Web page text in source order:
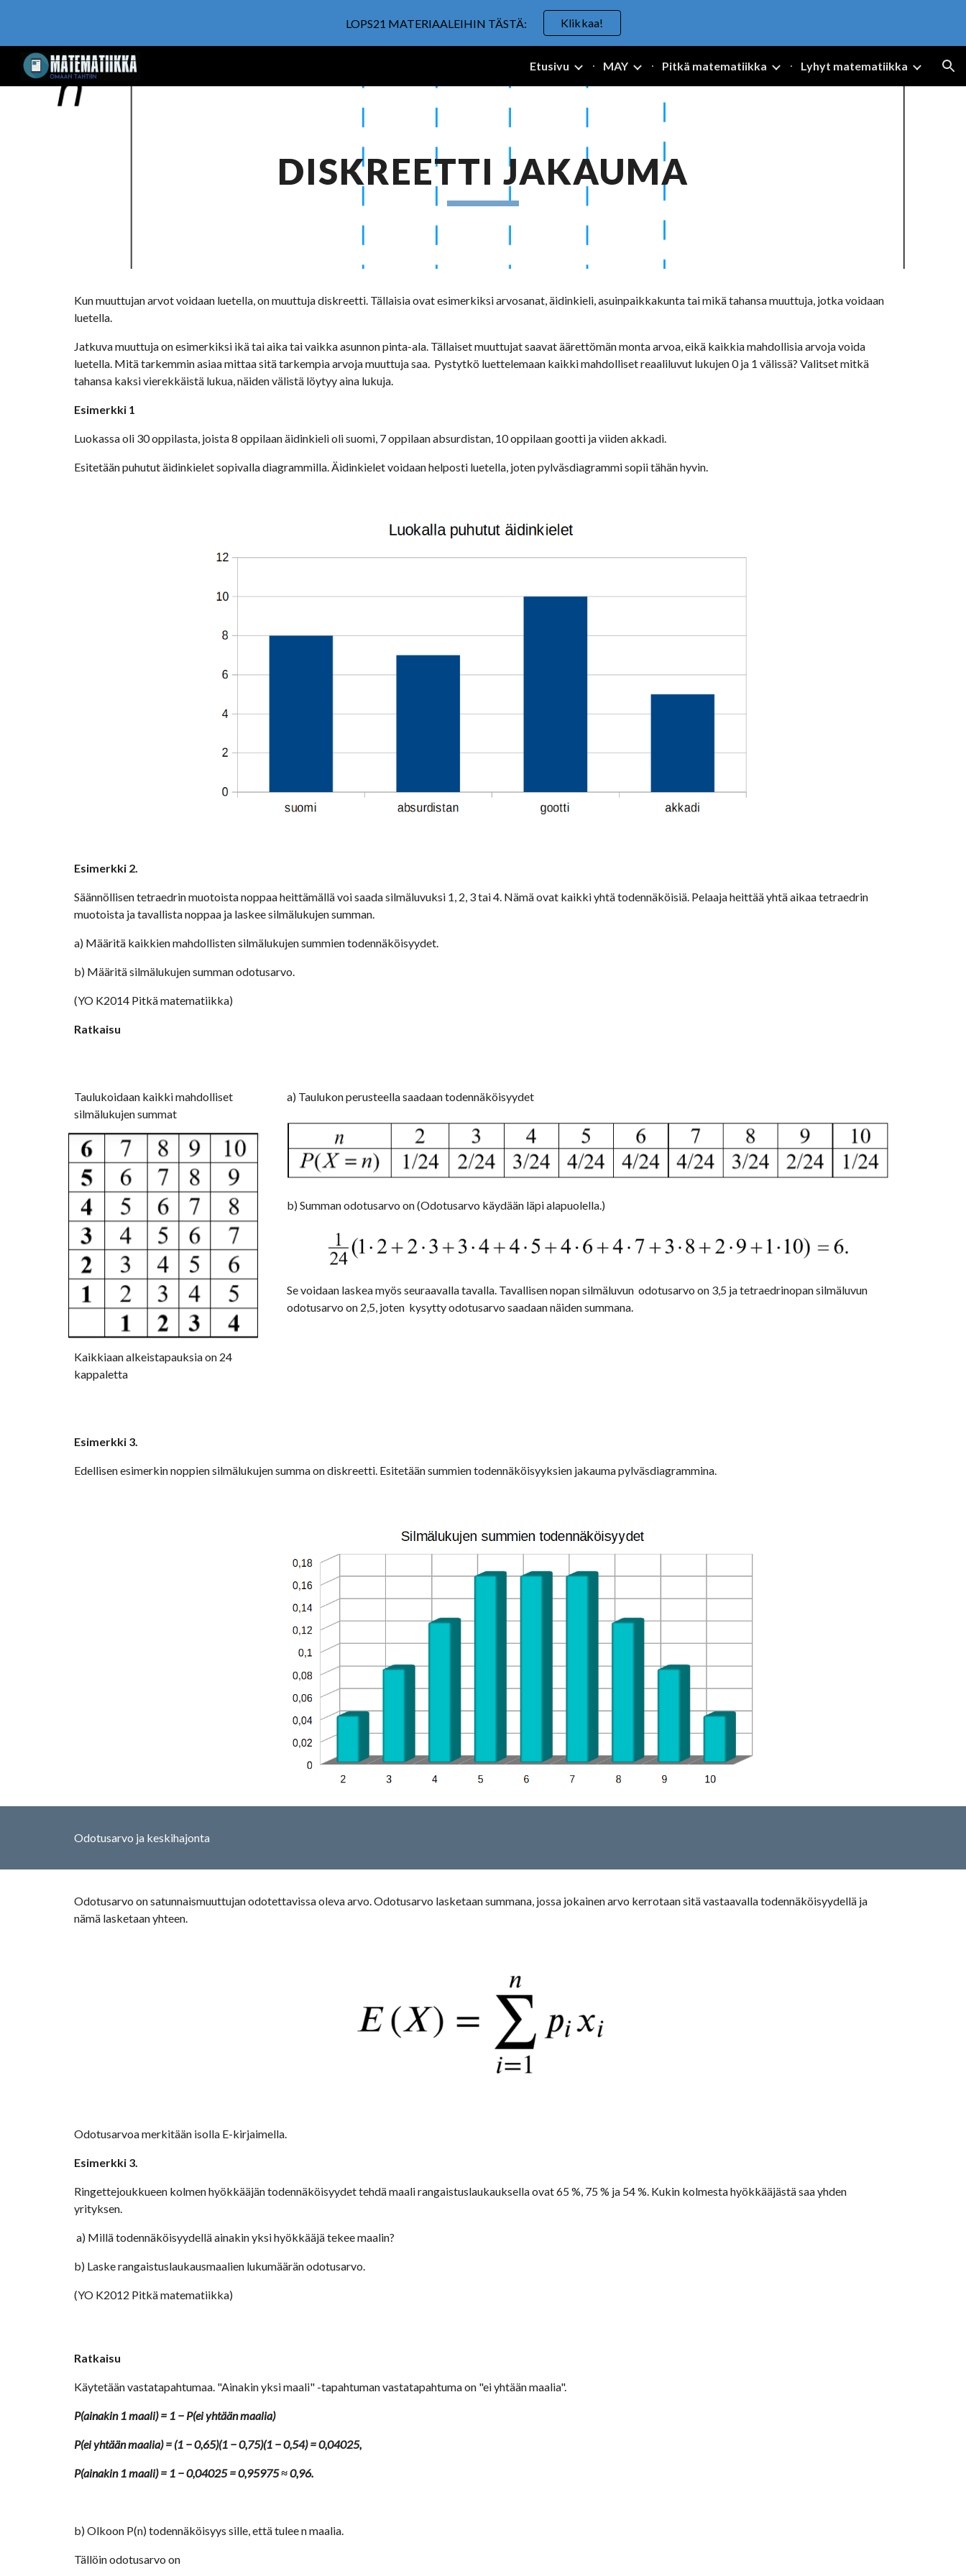
Skip to main content Skip to navigation
LOPS21 MATERIAALEIHIN TÄSTÄ: Klikkaa!
Etusivu MAY Pitkä matematiikka Lyhyt matematiikka
DISKREETTI JAKAUMA
Kun muuttujan arvot voidaan luetella, on muuttuja diskreetti. Tällaisia ovat esimerkiksi arvosanat, äidinkieli, asuinpaikkakunta tai mikä tahansa muuttuja, jotka voidaan
luetella.
Jatkuva muuttuja on esimerkiksi ikä tai aika tai vaikka asunnon pinta-ala. Tällaiset muuttujat saavat äärettömän monta arvoa, eikä kaikkia mahdollisia arvoja voida
luetella. Mitä tarkemmin asiaa mittaa sitä tarkempia arvoja muuttuja saa.  Pystytkö luettelemaan kaikki mahdolliset reaaliluvut lukujen 0 ja 1 välissä? Valitset mitkä
tahansa kaksi vierekkäistä lukua, näiden välistä löytyy aina lukuja.
Esimerkki 1
Luokassa oli 30 oppilasta, joista 8 oppilaan äidinkieli oli suomi, 7 oppilaan absurdistan, 10 oppilaan gootti ja viiden akkadi.
Esitetään puhutut äidinkielet sopivalla diagrammilla. Äidinkielet voidaan helposti luetella, joten pylväsdiagrammi sopii tähän hyvin.
Esimerkki 2.
Säännöllisen tetraedrin muotoista noppaa heittämällä voi saada silmäluvuksi 1, 2, 3 tai 4. Nämä ovat kaikki yhtä todennäköisiä. Pelaaja heittää yhtä aikaa tetraedrin
muotoista ja tavallista noppaa ja laskee silmälukujen summan.
a) Määritä kaikkien mahdollisten silmälukujen summien todennäköisyydet.
b) Määritä silmälukujen summan odotusarvo.
(YO K2014 Pitkä matematiikka)
Ratkaisu
Taulukoidaan kaikki mahdolliset
silmälukujen summat
Kaikkiaan alkeistapauksia on 24
kappaletta
a) Taulukon perusteella saadaan todennäköisyydet
b) Summan odotusarvo on (Odotusarvo käydään läpi alapuolella.)
Se voidaan laskea myös seuraavalla tavalla. Tavallisen nopan silmäluvun  odotusarvo on 3,5 ja tetraedrinopan silmäluvun
odotusarvo on 2,5, joten  kysytty odotusarvo saadaan näiden summana.
Esimerkki 3.
Edellisen esimerkin noppien silmälukujen summa on diskreetti. Esitetään summien todennäköisyyksien jakauma pylväsdiagrammina.
Odotusarvo ja keskihajonta
Odotusarvo on satunnaismuuttujan odotettavissa oleva arvo. Odotusarvo lasketaan summana, jossa jokainen arvo kerrotaan sitä vastaavalla todennäköisyydellä ja
nämä lasketaan yhteen.
Odotusarvoa merkitään isolla E-kirjaimella.
Esimerkki 3.
Ringettejoukkueen kolmen hyökkääjän todennäköisyydet tehdä maali rangaistuslaukauksella ovat 65 %, 75 % ja 54 %. Kukin kolmesta hyökkääjästä saa yhden
yrityksen.
a) Millä todennäköisyydellä ainakin yksi hyökkääjä tekee maalin?
b) Laske rangaistuslaukausmaalien lukumäärän odotusarvo.
(YO K2012 Pitkä matematiikka)
Ratkaisu
Käytetään vastatapahtumaa. "Ainakin yksi maali" -tapahtuman vastatapahtuma on "ei yhtään maalia".
P(ainakin 1 maali) = 1 − P(ei yhtään maalia)
P(ei yhtään maalia) = (1 − 0,65)(1 − 0,75)(1 − 0,54) = 0,04025,
P(ainakin 1 maali) = 1 − 0,04025 = 0,95975 ≈ 0,96.
b) Olkoon P(n) todennäköisyys sille, että tulee n maalia.
Tällöin odotusarvo on